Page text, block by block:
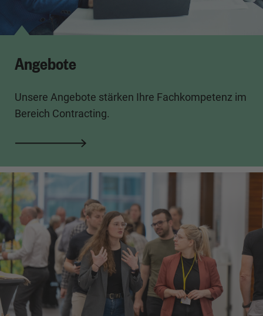
Angebote
Unsere Angebote stärken Ihre Fachkompetenz im
Bereich Contracting.